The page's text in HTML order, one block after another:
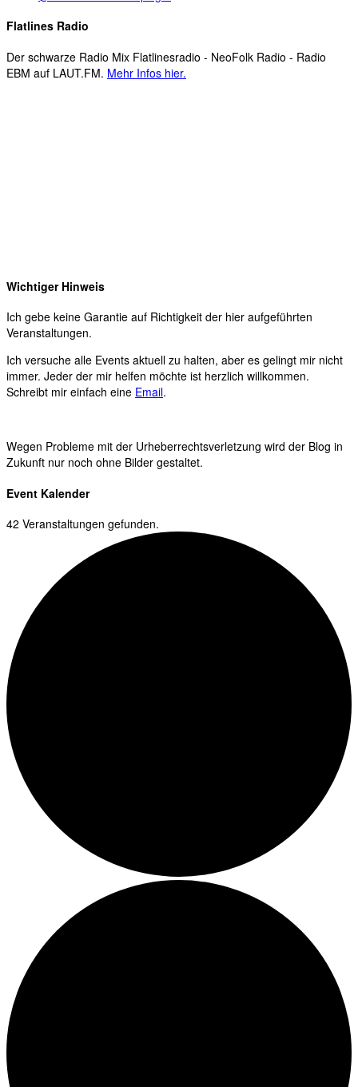
Flatlines Radio
Der schwarze Radio Mix Flatlinesradio - NeoFolk Radio - Radio
EBM auf LAUT.FM. Mehr Infos hier.
Wichtiger Hinweis
Ich gebe keine Garantie auf Richtigkeit der hier aufgeführten
Veranstaltungen.
Ich versuche alle Events aktuell zu halten, aber es gelingt mir nicht
immer. Jeder der mir helfen möchte ist herzlich willkommen.
Schreibt mir einfach eine Email.
Wegen Probleme mit der Urheberrechtsverletzung wird der Blog in
Zukunft nur noch ohne Bilder gestaltet.
Event Kalender
42 Veranstaltungen gefunden.